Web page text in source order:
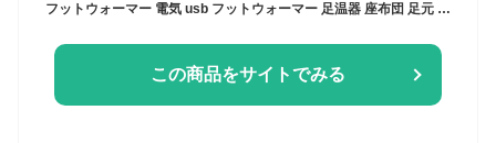
フットウォーマー 電気 usb フットウォーマー 足温器 座布団 足元 温める グッズ あったかグッズ 足 フットクッション 電気あんか usb-foot-3
この商品をサイトでみる